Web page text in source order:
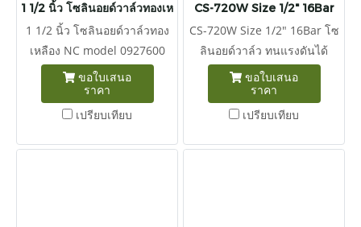
1 1/2 นิ้ว โซลินอยด์วาล์วทองเหลือง NC model 0927600
1 1/2 นิ้ว โซลินอยด์วาล์วทอง
เหลือง NC model 0927600
แรงดัน 0.1-16 บาร์ โซลินอยด์
วาล์ว 2/2 เกลียว (1นิ้ว 4หุน)
สำหรับใช้งานเปิด/ปิดน้ำและ
NBR แบบปกติปิด ก่อนสั่งซื้อ
ขอใบเสนอ
ราคา
เปรียบเทียบ
CS-720W Size 1/2" 16Bar
CS-720W Size 1/2" 16Bar โซ
ลินอยด์วาล์ว ทนแรงดันได้
16Bar วาล์วปกติ ปิด วัสดุทอง
เหลือง เกลียว 1/2" เหมาะ
สำหรับเดรนน้ำทิ้งใต้ถังพักลม
และปิดงานต่างๆ (เลือกแรงดัน
ขอใบเสนอ
ราคา
เปรียบเทียบ